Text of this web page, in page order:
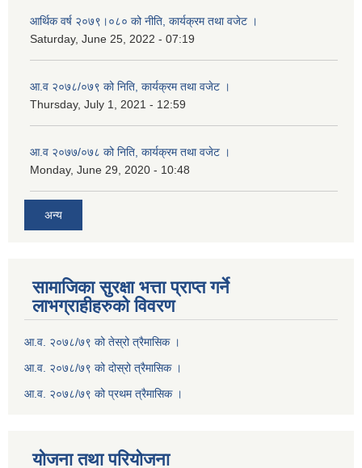
आर्थिक वर्ष २०७९।०८० को नीति, कार्यक्रम तथा वजेट ।
Saturday, June 25, 2022 - 07:19
आ.व २०७८/०७९ को निति, कार्यक्रम तथा वजेट ।
Thursday, July 1, 2021 - 12:59
आ.व २०७७/०७८ को निति, कार्यक्रम तथा वजेट ।
Monday, June 29, 2020 - 10:48
अन्य
सामाजिका सुरक्षा भत्ता प्राप्त गर्ने
लाभग्राहीहरुको विवरण
आ.व. २०७८/७९ को तेस्रो त्रैमासिक ।
आ.व. २०७८/७९ को दोस्रो त्रैमासिक ।
आ.व. २०७८/७९ को प्रथम त्रैमासिक ।
योजना तथा परियोजना